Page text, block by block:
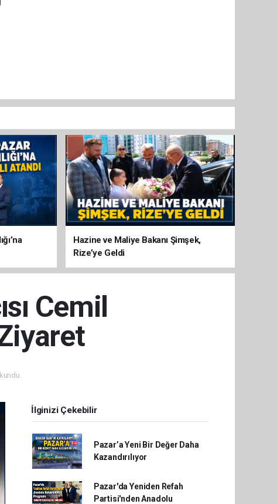
Hazine ve Maliye Bakanı Şimşek,
Rize’ye Geldi
Cemil
İlginizi Çekebilir
Pazar’a Yeni Bir Değer Daha
Kazandırılıyor
Pazar'da Yeniden Refah
Partisi'nden Anadolu